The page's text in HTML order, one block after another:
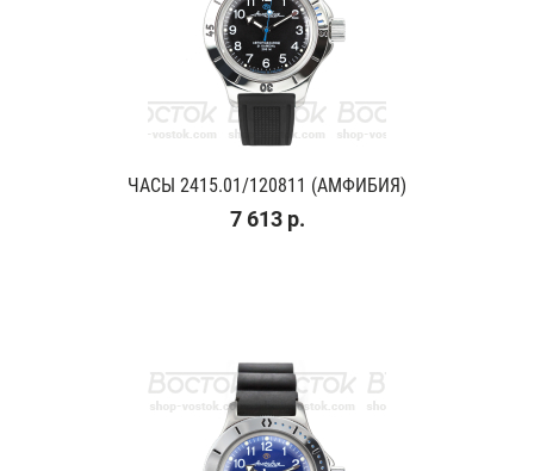
ЧАСЫ 2415.01/120811 (АМФИБИЯ)
7 613 р.